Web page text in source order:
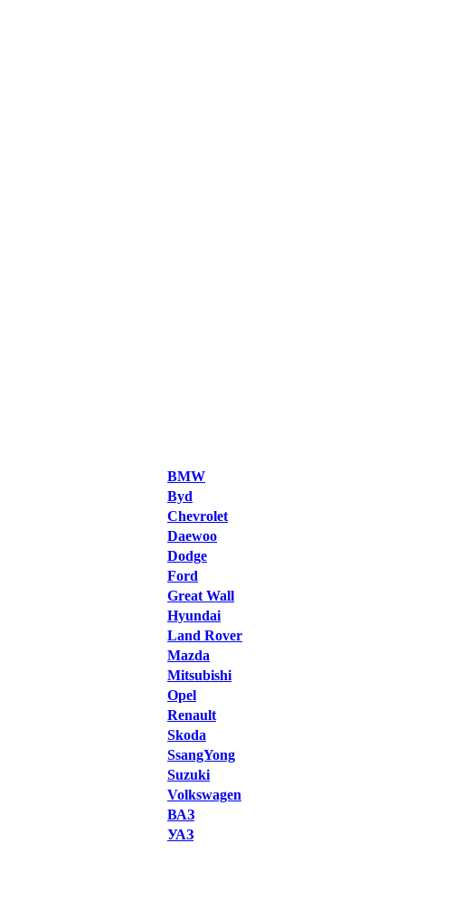
BMW
Byd
Chevrolet
Daewoo
Dodge
Ford
Great Wall
Hyundai
Land Rover
Mazda
Mitsubishi
Opel
Renault
Skoda
SsangYong
Suzuki
Volkswagen
ВАЗ
УАЗ